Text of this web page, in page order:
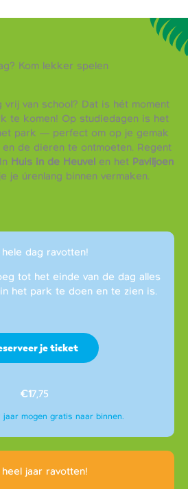
Kom lekker spelen
van school? Dat is hét moment
te komen! Op studiedagen is het
park — perfect om op je gemak
de dieren te ontmoeten. Regent
Huis in de Heuvelen het Paviljoen
je úrenlang binnen vermaken.
hele dag ravotten!
tot het einde van de dag alles
het park te doen en te zien is.
je ticket
€17,75
jaar mogen gratis naar binnen.
heel jaar ravotten!